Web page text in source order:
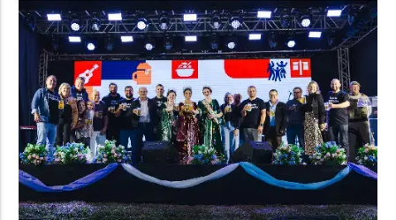
adolescente desapareceu de casa durante a...